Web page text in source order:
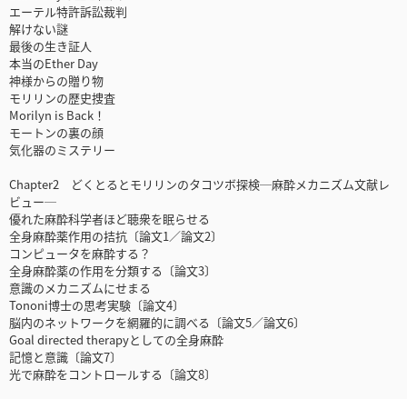
エーテル特許訴訟裁判
解けない謎
最後の生き証人
本当のEther Day
神様からの贈り物
モリリンの歴史捜査
Morilyn is Back！
モートンの裏の顔
気化器のミステリー
Chapter2 どくとるとモリリンのタコツボ探検─麻酔メカニズム文献レ
ビュー─
優れた麻酔科学者ほど聴衆を眠らせる
全身麻酔薬作用の拮抗〔論文1／論文2〕
コンピュータを麻酔する？
全身麻酔薬の作用を分類する〔論文3〕
意識のメカニズムにせまる
Tononi博士の思考実験〔論文4〕
脳内のネットワークを網羅的に調べる〔論文5／論文6〕
Goal directed therapyとしての全身麻酔
記憶と意識〔論文7〕
光で麻酔をコントロールする〔論文8〕